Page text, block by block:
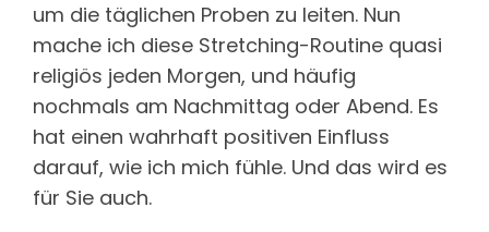
um die täglichen Proben zu leiten. Nun
mache ich diese Stretching-Routine quasi
religiös jeden Morgen, und häufig
nochmals am Nachmittag oder Abend. Es
hat einen wahrhaft positiven Einfluss
darauf, wie ich mich fühle. Und das wird es
für Sie auch.